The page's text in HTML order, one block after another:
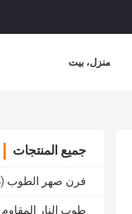
منزل، بيت
جميع المنتجات
فرن صهر الطوب (154)
طوب النار المقاوم